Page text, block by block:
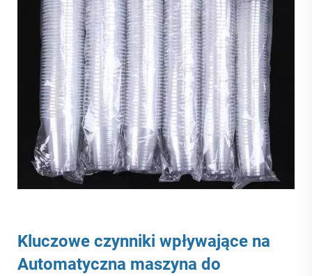
Kluczowe czynniki wpływające na
Automatyczna maszyna do